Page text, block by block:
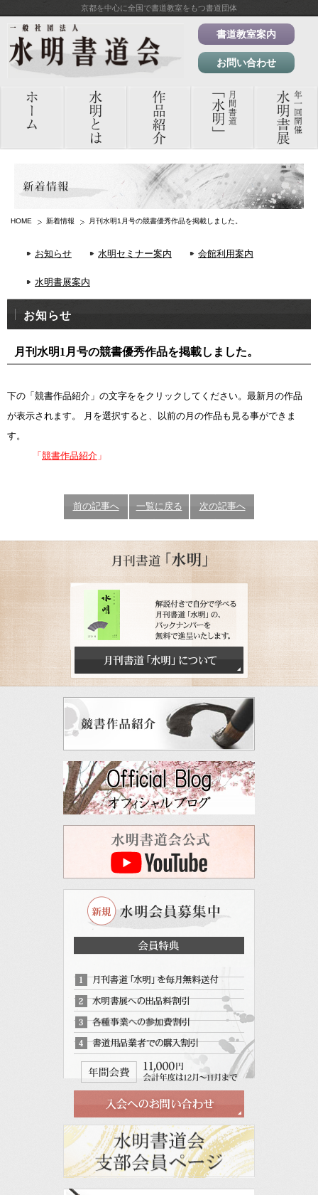
京都を中心に全国で書道教室をもつ書道団体
書道教室案内
お問い合わせ
HOME 新着情報 月刊水明1月号の競書優秀作品を掲載しました。
お知らせ 水明セミナー案内 会館利用案内
水明書展案内
お知らせ
月刊水明1月号の競書優秀作品を掲載しました。
下の「競書作品紹介」の文字ををクリックしてください。最新月の作品
が表示されます。 月を選択すると、以前の月の作品も見る事ができま
す。
「 競書作品紹介 」
前の記事へ 一覧に戻る 次の記事へ